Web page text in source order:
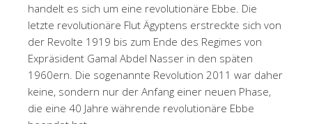
handelt es sich um eine revolutionäre Ebbe. Die
letzte revolutionäre Flut Ägyptens erstreckte sich von
der Revolte 1919 bis zum Ende des Regimes von
Expräsident Gamal Abdel Nasser in den späten
1960ern. Die sogenannte Revolution 2011 war daher
keine, sondern nur der Anfang einer neuen Phase,
die eine 40 Jahre währende revolutionäre Ebbe